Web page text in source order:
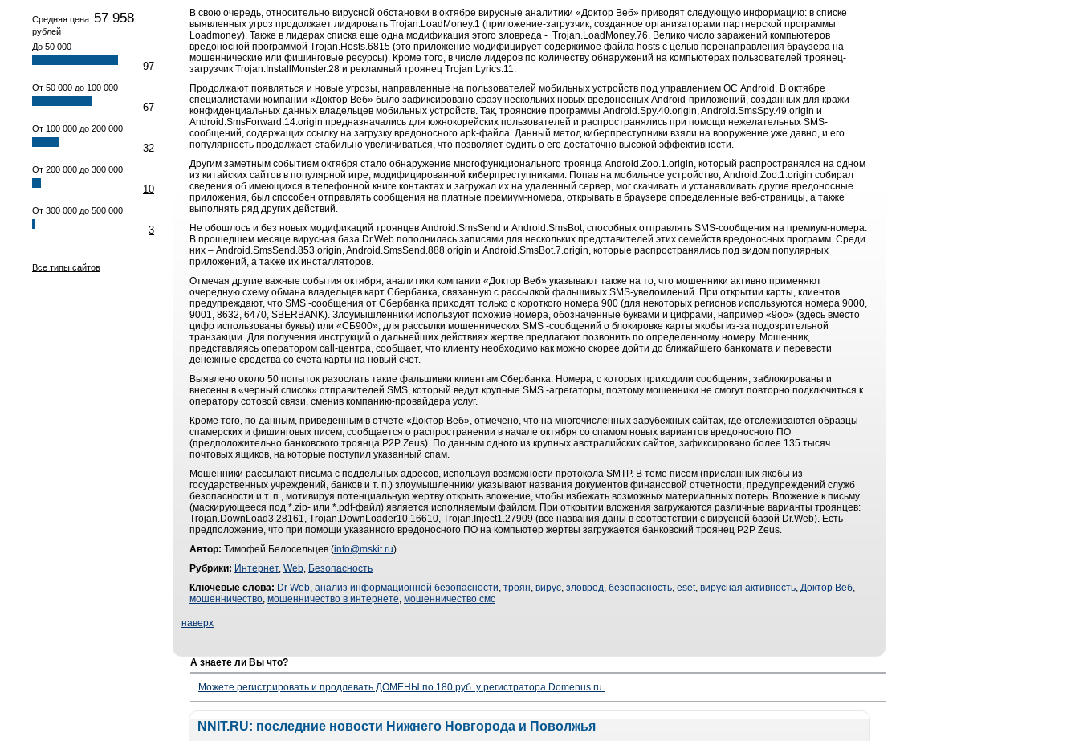
Средняя цена: 57 958
рублей
До 50 000
97
От 50 000 до 100 000
67
От 100 000 до 200 000
32
От 200 000 до 300 000
10
От 300 000 до 500 000
3
Все типы сайтов
В свою очередь, относительно вирусной обстановки в октябре вирусные аналитики «Доктор Веб» приводят следующую информацию: в списке
выявленных угроз продолжает лидировать Trojan.LoadMoney.1 (приложение-загрузчик, созданное организаторами партнерской программы
Loadmoney). Также в лидерах списка еще одна модификация этого зловреда - Trojan.LoadMoney.76. Велико число заражений компьютеров
вредоносной программой Trojan.Hosts.6815 (это приложение модифицирует содержимое файла hosts с целью перенаправления браузера на
мошеннические или фишинговые ресурсы). Кроме того, в числе лидеров по количеству обнаружений на компьютерах пользователей троянец-
загрузчик Trojan.InstallMonster.28 и рекламный троянец Trojan.Lyrics.11.
Продолжают появляться и новые угрозы, направленные на пользователей мобильных устройств под управлением ОС Android. В октябре
специалистами компании «Доктор Веб» было зафиксировано сразу нескольких новых вредоносных Android-приложений, созданных для кражи
конфиденциальных данных владельцев мобильных устройств. Так, троянские программы Android.Spy.40.origin, Android.SmsSpy.49.origin и
Android.SmsForward.14.origin предназначались для южнокорейских пользователей и распространялись при помощи нежелательных SMS-
сообщений, содержащих ссылку на загрузку вредоносного apk-файла. Данный метод киберпреступники взяли на вооружение уже давно, и его
популярность продолжает стабильно увеличиваться, что позволяет судить о его достаточно высокой эффективности.
Другим заметным событием октября стало обнаружение многофункционального троянца Android.Zoo.1.origin, который распространялся на одном
из китайских сайтов в популярной игре, модифицированной киберпреступниками. Попав на мобильное устройство, Android.Zoo.1.origin собирал
сведения об имеющихся в телефонной книге контактах и загружал их на удаленный сервер, мог скачивать и устанавливать другие вредоносные
приложения, был способен отправлять сообщения на платные премиум-номера, открывать в браузере определенные веб-страницы, а также
выполнять ряд других действий.
Не обошлось и без новых модификаций троянцев Android.SmsSend и Android.SmsBot, способных отправлять SMS-сообщения на премиум-номера.
В прошедшем месяце вирусная база Dr.Web пополнилась записями для нескольких представителей этих семейств вредоносных программ. Среди
них – Android.SmsSend.853.origin, Android.SmsSend.888.origin и Android.SmsBot.7.origin, которые распространялись под видом популярных
приложений, а также их инсталляторов.
Отмечая другие важные события октября, аналитики компании «Доктор Веб» указывают также на то, что мошенники активно применяют
очередную схему обмана владельцев карт Сбербанка, связанную с рассылкой фальшивых SMS-уведомлений. При открытии карты, клиентов
предупреждают, что SMS -сообщения от Сбербанка приходят только с короткого номера 900 (для некоторых регионов используются номера 9000,
9001, 8632, 6470, SBERBANK). Злоумышленники используют похожие номера, обозначенные буквами и цифрами, например «9oo» (здесь вместо
цифр использованы буквы) или «СБ900», для рассылки мошеннических SMS -сообщений о блокировке карты якобы из-за подозрительной
транзакции. Для получения инструкций о дальнейших действиях жертве предлагают позвонить по определенному номеру. Мошенник,
представляясь оператором call-центра, сообщает, что клиенту необходимо как можно скорее дойти до ближайшего банкомата и перевести
денежные средства со счета карты на новый счет.
Выявлено около 50 попыток разослать такие фальшивки клиентам Сбербанка. Номера, с которых приходили сообщения, заблокированы и
внесены в «черный список» отправителей SMS, который ведут крупные SMS -агрегаторы, поэтому мошенники не смогут повторно подключиться к
оператору сотовой связи, сменив компанию-провайдера услуг.
Кроме того, по данным, приведенным в отчете «Доктор Веб», отмечено, что на многочисленных зарубежных сайтах, где отслеживаются образцы
спамерских и фишинговых писем, сообщается о распространении в начале октября со спамом новых вариантов вредоносного ПО
(предположительно банковского троянца P2P Zeus). По данным одного из крупных австралийских сайтов, зафиксировано более 135 тысяч
почтовых ящиков, на которые поступил указанный спам.
Мошенники рассылают письма с поддельных адресов, используя возможности протокола SMTP. В теме писем (присланных якобы из
государственных учреждений, банков и т. п.) злоумышленники указывают названия документов финансовой отчетности, предупреждений служб
безопасности и т. п., мотивируя потенциальную жертву открыть вложение, чтобы избежать возможных материальных потерь. Вложение к письму
(маскирующееся под *.zip- или *.pdf-файл) является исполняемым файлом. При открытии вложения загружаются различные варианты троянцев:
Trojan.DownLoad3.28161, Trojan.DownLoader10.16610, Trojan.Inject1.27909 (все названия даны в соответствии с вирусной базой Dr.Web). Есть
предположение, что при помощи указанного вредоносного ПО на компьютер жертвы загружается банковский троянец P2P Zeus.
Автор: Тимофей Белосельцев (info@mskit.ru)
Рубрики: Интернет, Web, Безопасность
Ключевые слова: Dr Web, анализ информационной безопасности, троян, вирус, зловред, безопасность, eset, вирусная активность, Доктор Веб,
мошенничество, мошенничество в интернете, мошенничество смс
наверх
А знаете ли Вы что?
Можете регистрировать и продлевать ДОМЕНЫ по 180 руб. у регистратора Domenus.ru.
NNIT.RU: последние новости Нижнего Новгорода и Поволжья